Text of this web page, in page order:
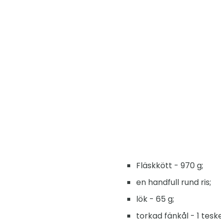
Fläskkött - 970 g;
en handfull rund ris;
lök - 65 g;
torkad fänkål - 1